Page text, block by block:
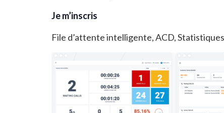
Je m’inscris
File d’attente intelligente, ACD,